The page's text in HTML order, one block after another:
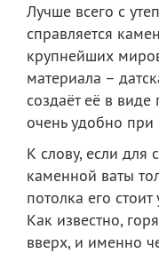
Лучше всего с
справляется
крупнейших
материала –
создаёт её в
очень удобно
К слову, если для
каменной ваты
потолка его
Как известно,
вверх, и именно